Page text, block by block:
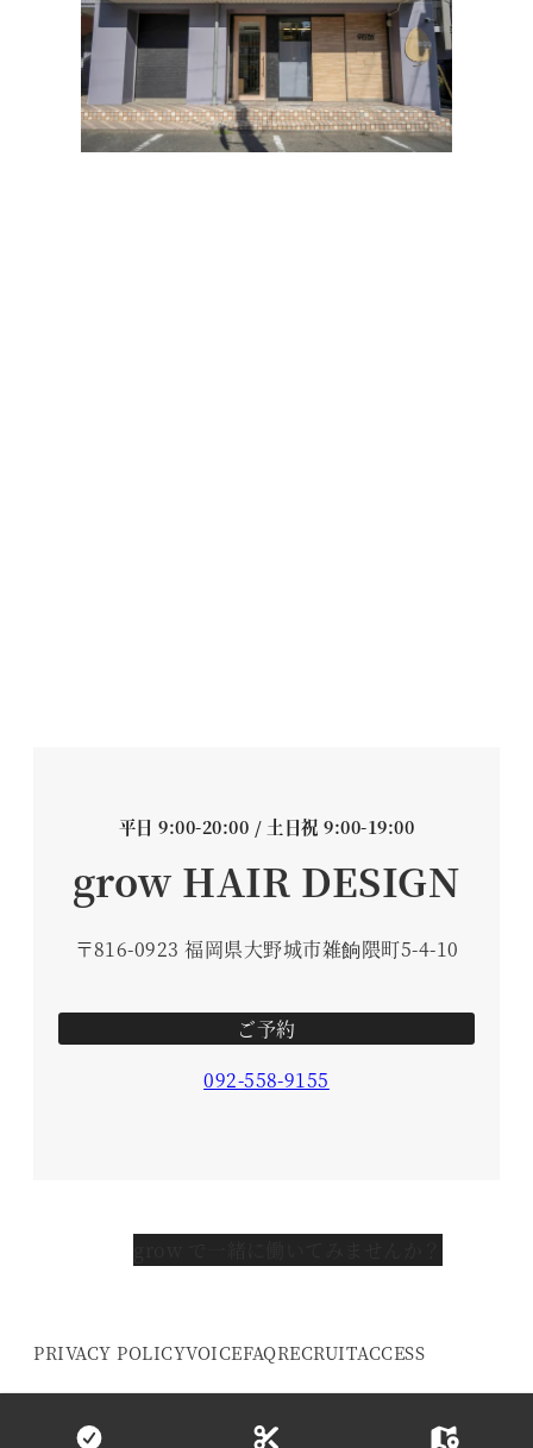
平日 9:00-20:00 / 土日祝 9:00-19:00
grow HAIR DESIGN
〒816-0923 福岡県大野城市雑餉隈町5-4-10
ご予約
092-558-9155
PRIVACY POLICYVOICEFAQRECRUITACCESS
© 2016- grow HAIR DESIGN. All Rights